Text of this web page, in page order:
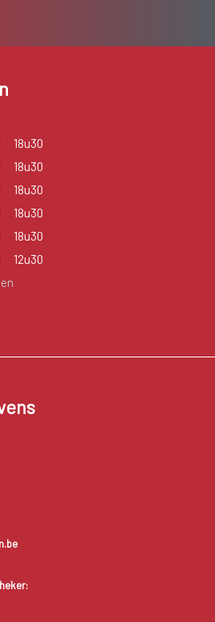
18u30
18u30
18u30
18u30
18u30
12u30